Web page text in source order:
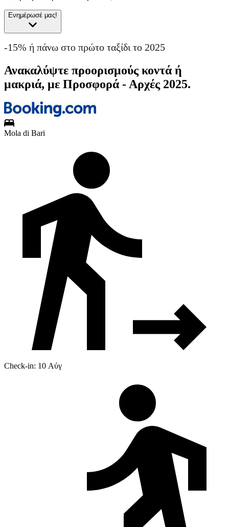
Ενημέρωσέ μας!
-15% ή πάνω στο πρώτο ταξίδι το 2025
Ανακαλύψτε προορισμούς κοντά ή
μακριά, με Προσφορά - Αρχές 2025.
Mola di Bari
Check-in: 10 Αύγ